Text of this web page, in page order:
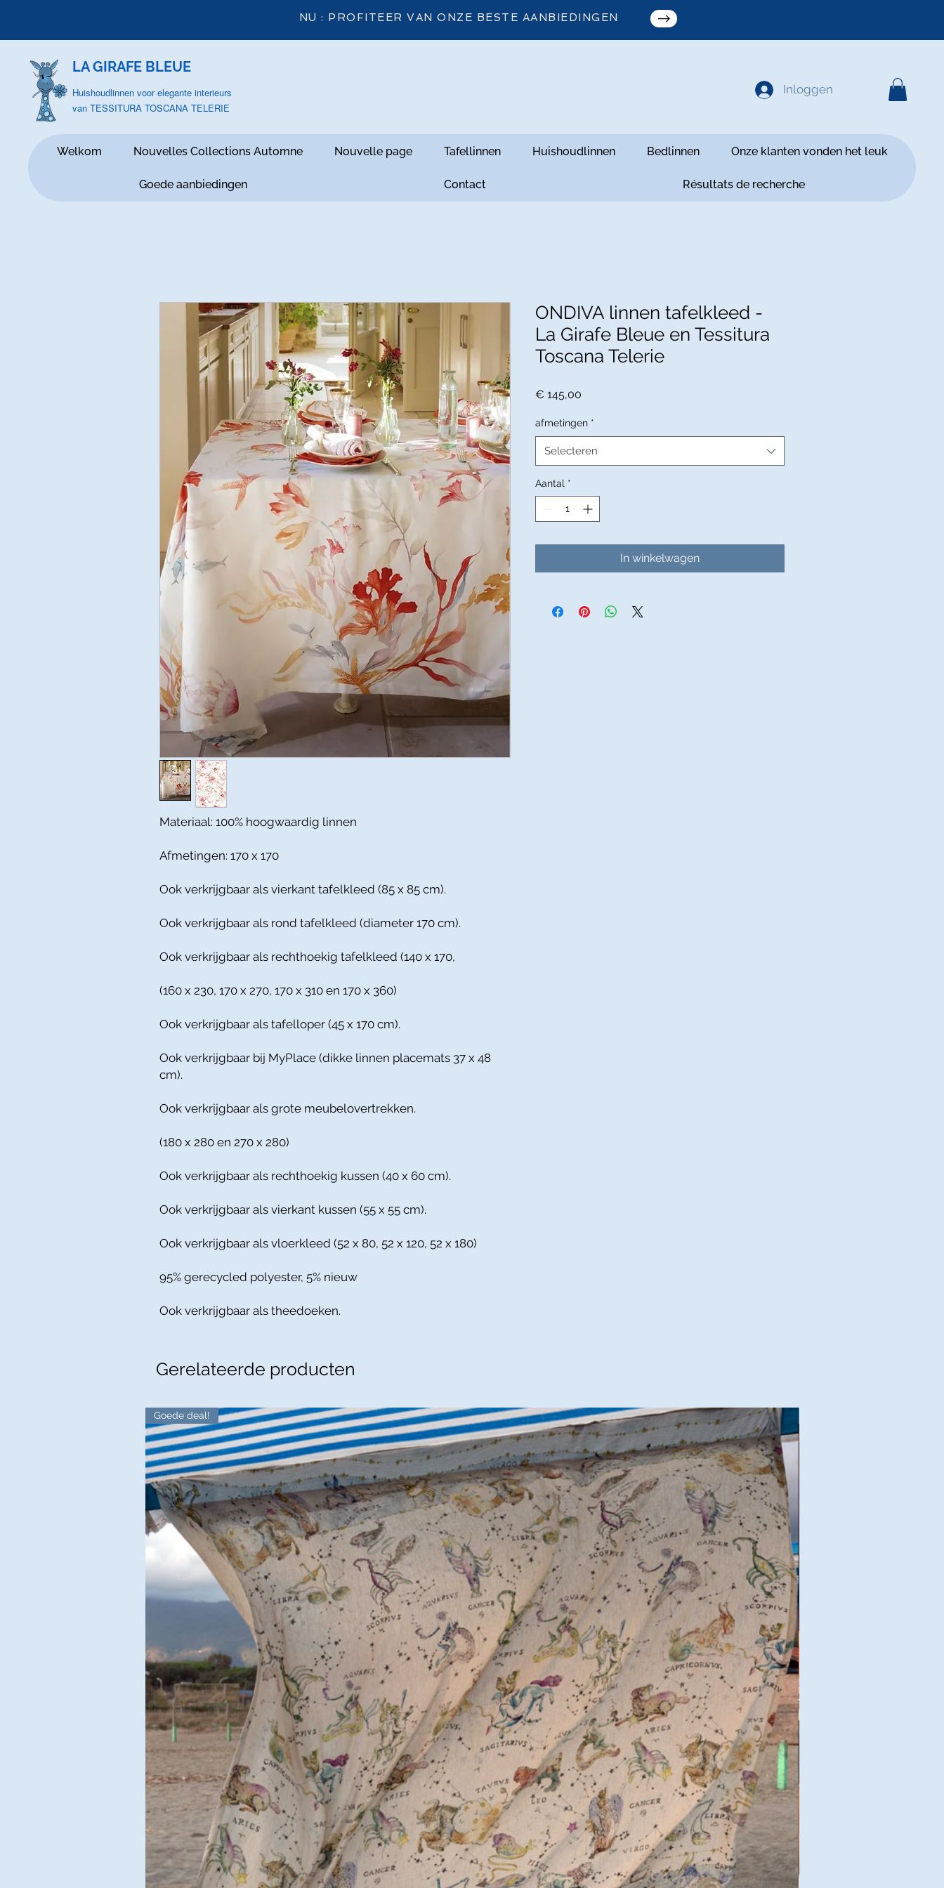
NU : PROFITEER VAN ONZE BESTE AANBIEDINGEN
LA GIRAFE BLEUE
Huishoudlinnen voor elegante interieurs
van TESSITURA TOSCANA TELERIE
Inloggen
Welkom Nouvelles Collections Automne Nouvelle page Tafellinnen Huishoudlinnen Bedlinnen Onze klanten vonden het leuk
Goede aanbiedingen Contact Résultats de recherche
Materiaal: 100% hoogwaardig linnen
Afmetingen: 170 x 170
Ook verkrijgbaar als vierkant tafelkleed (85 x 85 cm).
Ook verkrijgbaar als rond tafelkleed (diameter 170 cm).
Ook verkrijgbaar als rechthoekig tafelkleed (140 x 170,
(160 x 230, 170 x 270, 170 x 310 en 170 x 360)
Ook verkrijgbaar als tafelloper (45 x 170 cm).
Ook verkrijgbaar bij MyPlace (dikke linnen placemats 37 x 48
cm).
Ook verkrijgbaar als grote meubelovertrekken.
(180 x 280 en 270 x 280)
Ook verkrijgbaar als rechthoekig kussen (40 x 60 cm).
Ook verkrijgbaar als vierkant kussen (55 x 55 cm).
Ook verkrijgbaar als vloerkleed (52 x 80, 52 x 120, 52 x 180)
95% gerecycled polyester, 5% nieuw
Ook verkrijgbaar als theedoeken.
ONDIVA linnen tafelkleed -
La Girafe Bleue en Tessitura
Toscana Telerie
€ 145,00
afmetingen *
Selecteren
Aantal *
In winkelwagen
Gerelateerde producten
Goede deal!